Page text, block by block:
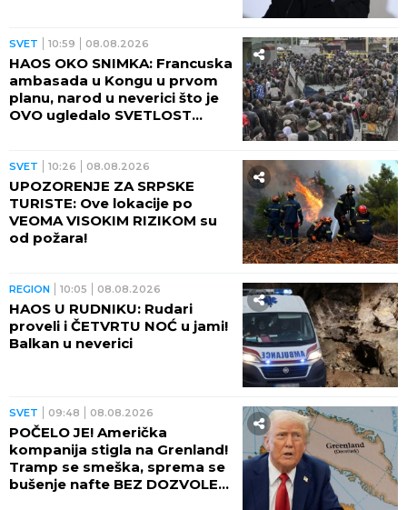
SVET 10:59 08.08.2026
HAOS OKO SNIMKA: Francuska
ambasada u Kongu u prvom
planu, narod u neverici što je
OVO ugledalo SVETLOST
SVET 10:26 08.08.2026
UPOZORENJE ZA SRPSKE
TURISTE: Ove lokacije po
VEOMA VISOKIM RIZIKOM su
od požara!
REGION 10:05 08.08.2026
HAOS U RUDNIKU: Rudari
proveli i ČETVRTU NOĆ u jami!
Balkan u neverici
SVET 09:48 08.08.2026
POČELO JE! Američka
kompanija stigla na Grenland!
Tramp se smeška, sprema se
bušenje nafte BEZ DOZVOLE